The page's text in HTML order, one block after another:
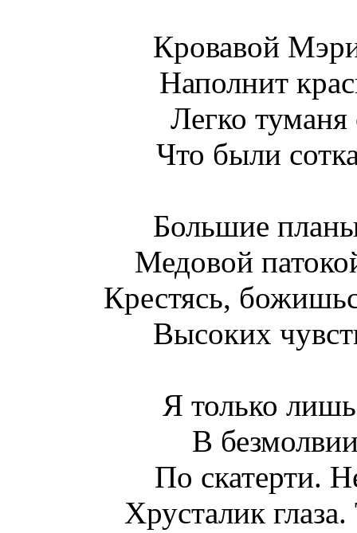
Кровавой
Наполнит
Легко
Что были
Большие
Медовой
Крестясь,
Высоких
Я только
В
По скатерти.
Хрусталик